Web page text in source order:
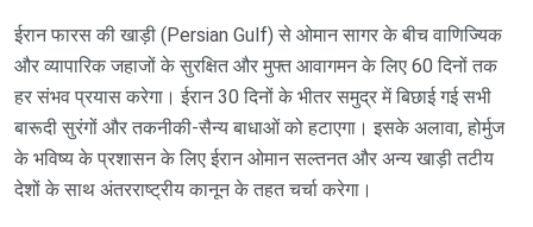
ईरान फारस की खाड़ी (Persian Gulf) से ओमान सागर के बीच वाणिज्यिक
और व्यापारिक जहाजों के सुरक्षित और मुफ्त आवागमन के लिए 60 दिनों तक
हर संभव प्रयास करेगा। ईरान 30 दिनों के भीतर समुद्र में बिछाई गई सभी
बारूदी सुरंगों और तकनीकी-सैन्य बाधाओं को हटाएगा। इसके अलावा, होर्मुज
के भविष्य के प्रशासन के लिए ईरान ओमान सल्तनत और अन्य खाड़ी तटीय
देशों के साथ अंतरराष्ट्रीय कानून के तहत चर्चा करेगा।